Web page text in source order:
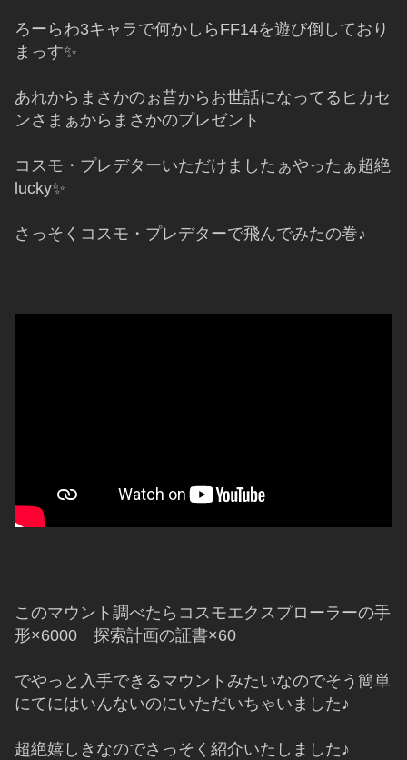
ろーらわ3キャラで何かしらFF14を遊び倒しており
まっす✨
あれからまさかのぉ昔からお世話になってるヒカセ
ンさまぁからまさかのプレゼント
コスモ・プレデターいただけましたぁやったぁ超絶
lucky✨
さっそくコスモ・プレデターで飛んでみたの巻♪
このマウント調べたらコスモエクスプローラーの手
形×6000　探索計画の証書×60
でやっと入手できるマウントみたいなのでそう簡単
にてにはいんないのにいただいちゃいました♪
超絶嬉しきなのでさっそく紹介いたしました♪